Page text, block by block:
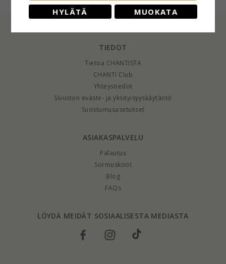
TIEDOT
Tietoa CHANTISTA
CHANTI Club
Yhteystiedot
Sivuston eväste- ja yksityisyyskäytäntö
Suostumusasetukset
ASIAKASPALVELU
Palautus
Sormuskoot
Blog
FAQs
LÖYDÄ MEIDÄT SOSIAALISESTA MEDIASTA
HYLÄTÄ MUOKATA